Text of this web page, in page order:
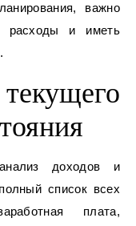
важно
расходы и иметь
доходов и
список всех
плата,